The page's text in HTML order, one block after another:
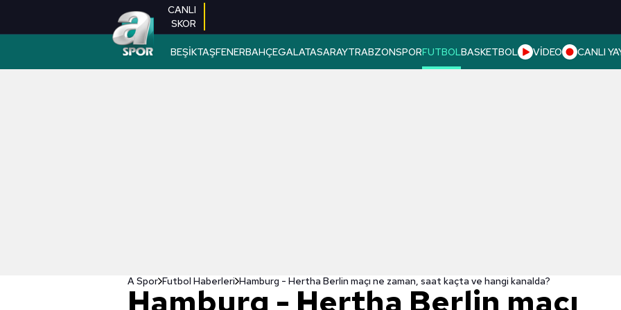
CANLI
SKOR
BEŞİKTAŞFENERBAHÇEGALATASARAYTRABZONSPORFUTBOLBASKETBOL VİDEO CANLI
A Spor Futbol Haberleri Hamburg - Hertha Berlin maçı ne zaman, saat kaçta ve hangi kanalda?
Hamburg - Hertha Berlin maçı